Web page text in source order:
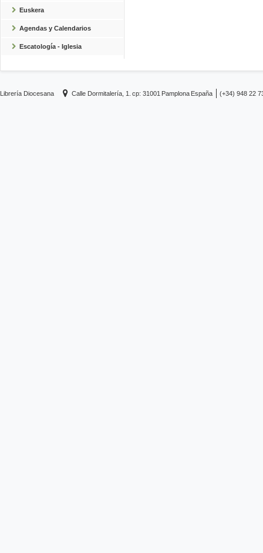
Euskera
Agendas y Calendarios
Escatología - Iglesia
Librería Diocesana Calle Dormitalería, 1. cp: 31001 Pamplona España (+34) 948 22